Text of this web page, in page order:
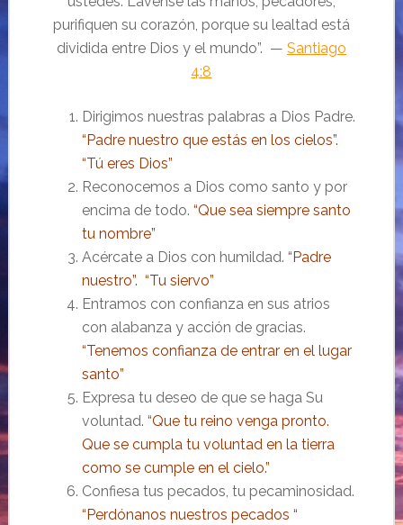
purifiquen su corazón, porque su lealtad está
dividida entre Dios y el mundo”. — Santiago
4:8
Dirigimos nuestras palabras a Dios Padre.
“Padre nuestro que estás en los cielos”.
“Tú eres Dios”
Reconocemos a Dios como santo y por
encima de todo. “Que sea siempre santo
tu nombre”
Acércate a Dios con humildad. “Padre
nuestro”. “Tu siervo”
Entramos con confianza en sus atrios
con alabanza y acción de gracias.
“Tenemos confianza de entrar en el lugar
santo”
Expresa tu deseo de que se haga Su
voluntad. “Que tu reino venga pronto.
Que se cumpla tu voluntad en la tierra
como se cumple en el cielo.”
Confiesa tus pecados, tu pecaminosidad.
“Perdónanos nuestros pecados “